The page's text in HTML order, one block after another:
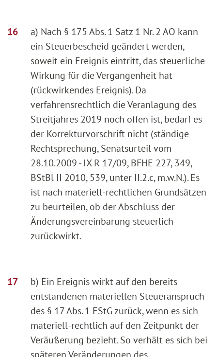
a) Nach § 175 Abs. 1 Satz 1 Nr. 2 AO kann
ein Steuerbescheid geändert werden,
soweit ein Ereignis eintritt, das steuerliche
Wirkung für die Vergangenheit hat
(rückwirkendes Ereignis). Da
verfahrensrechtlich die Veranlagung des
Streitjahres 2019 noch offen ist, bedarf es
der Korrekturvorschrift nicht (ständige
Rechtsprechung, Senatsurteil vom
28.10.2009 - IX R 17/09, BFHE 227, 349,
BStBl II 2010, 539, unter II.2.c, m.w.N.). Es
ist nach materiell-rechtlichen Grundsätzen
zu beurteilen, ob der Abschluss der
Änderungsvereinbarung steuerlich
zurückwirkt.
b) Ein Ereignis wirkt auf den bereits
entstandenen materiellen Steueranspruch
des § 17 Abs. 1 EStG zurück, wenn es sich
materiell-rechtlich auf den Zeitpunkt der
Veräußerung bezieht. So verhält es sich bei